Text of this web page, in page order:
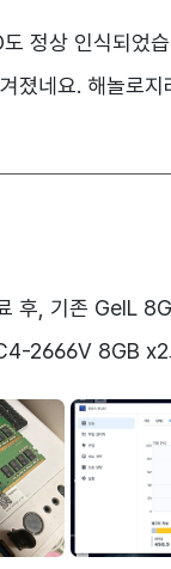
정상 인식되었
졌네요. 해놀로
후, 기존 GeIL
2666V 8GB x2